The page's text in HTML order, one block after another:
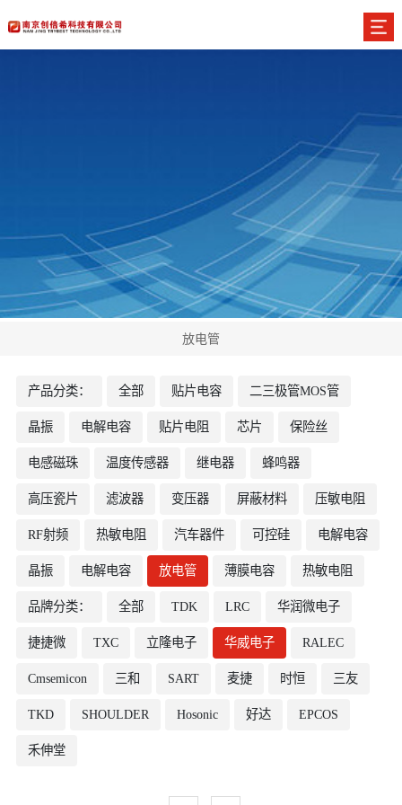
放电管
产品分类： 全部 贴片电容 二三极管MOS管
晶振 电解电容 贴片电阻 芯片 保险丝
电感磁珠 温度传感器 继电器 蜂鸣器
高压瓷片 滤波器 变压器 屏蔽材料 压敏电阻
RF射频 热敏电阻 汽车器件 可控硅 电解电容
晶振 电解电容 放电管 薄膜电容 热敏电阻
品牌分类： 全部 TDK LRC 华润微电子
捷捷微 TXC 立隆电子 华威电子 RALEC
Cmsemicon 三和 SART 麦捷 时恒 三友
TKD SHOULDER Hosonic 好达 EPCOS
禾伸堂